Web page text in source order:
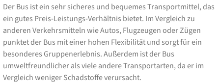
Der Bus ist ein sehr sicheres und bequemes Transportmittel, das
ein gutes Preis-Leistungs-Verhältnis bietet. Im Vergleich zu
anderen Verkehrsmitteln wie Autos, Flugzeugen oder Zügen
punktet der Bus mit einer hohen Flexibilität und sorgt für ein
besonderes Gruppenerlebnis. Außerdem ist der Bus
umweltfreundlicher als viele andere Transportarten, da er im
Vergleich weniger Schadstoffe verursacht.